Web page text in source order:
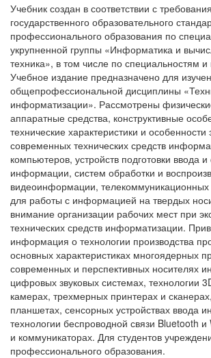
Учебник создан в соответствии с
государственного образовательного
профессионального образования по
укрупненной группы «Информатика и
техника», в том числе по специальностям
Учебное издание предназначено для
общепрофессиональной дисциплины
информатизации». Рассмотрены
аппаратные средства, конструктивные
технические характеристики и особенности
современных технических средств
компьютеров, устройств подготовки ввода
информации, систем обработки и
видеоинформации, телекоммуникационных
для работы с информацией на твердых
внимание организации рабочих мест при
технических средств информатизации.
информация о технологии производства
основных характеристиках многоядерных
современных и перспективных носителях
цифровых звуковых системах, технологии
камерах, трехмерных принтерах и
планшетах, сенсорных устройствах ввода
технологии беспроводной связи Bluetooth
и коммуникаторах. Для студентов
профессионального образования.